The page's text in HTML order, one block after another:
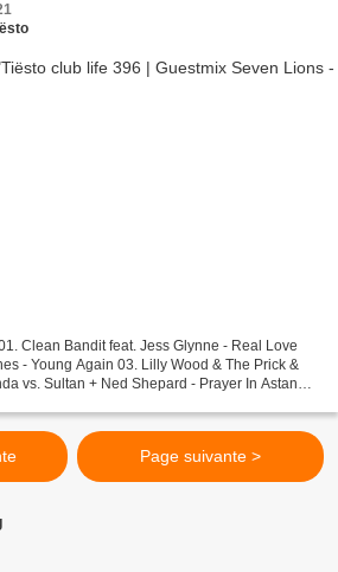
Clean Bandit feat. Jess Glynne - Real Love
- Young Again 03. Lilly Wood & The Prick &
vs. Sultan + Ned Shepard - Prayer In Astana
Page suivante >